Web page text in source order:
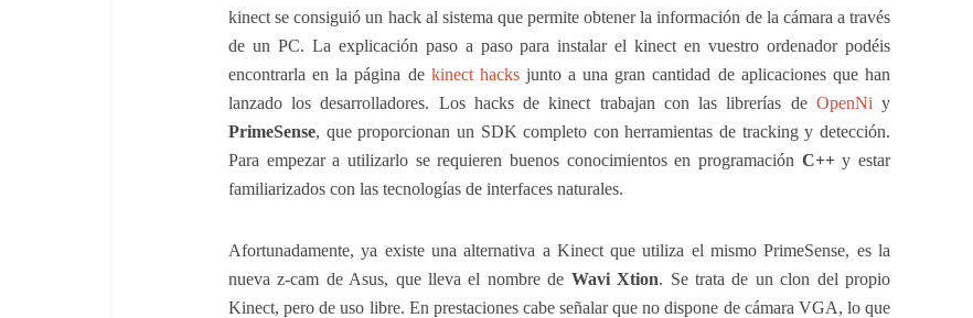
kinect se consiguió un hack al sistema que permite obtener la información de la cámara a través
de un PC. La explicación paso a paso para instalar el kinect en vuestro ordenador podéis
encontrarla en la página de kinect hacksjunto a una gran cantidad de aplicaciones que han
lanzado los desarrolladores. Los hacks de kinect trabajan con las librerías de OpenNi y
PrimeSense, que proporcionan un SDK completo con herramientas de tracking y detección.
Para empezar a utilizarlo se requieren buenos conocimientos en programación C++y estar
familiarizados con las tecnologías de interfaces naturales.
Afortunadamente, ya existe una alternativa a Kinect que utiliza el mismo PrimeSense, es la
nueva z-cam de Asus, que lleva el nombre de Wavi Xtion. Se trata de un clon del propio
Kinect, pero de uso libre. En prestaciones cabe señalar que no dispone de cámara VGA, lo que